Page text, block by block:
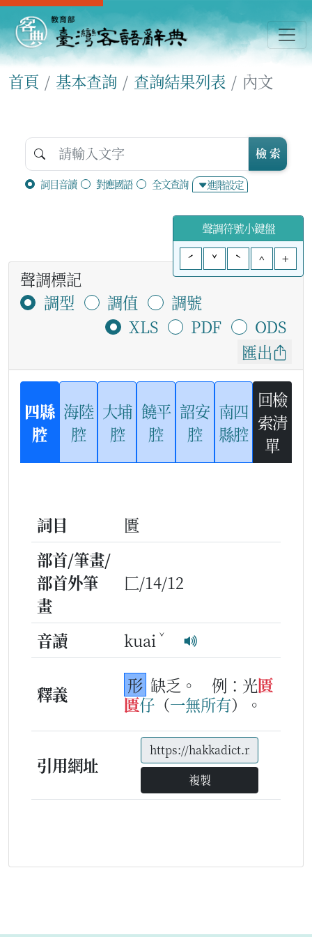
首頁 基本查詢 查詢結果列表 內文
詞目音讀 對應國語 全文查詢 進階設定
檢 索
聲調符號小鍵盤
ˊ
ˇ ˋ ^ +
聲調標記
調型
調值
調號
XLS
PDF
ODS
匯出
四縣
腔
海陸
腔
大埔
腔
饒平
腔
詔安
腔
南四
縣腔
回檢
索清
單
詞目
匱
部首/筆畫/
部首外筆
畫
匚/14/12
音讀 kuai ˇ
釋義 形 缺乏。 例：光匱
匱仔 （一無所有）。
引用網址
複製